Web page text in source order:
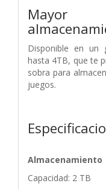
Disponible en un
hasta 4TB, que te
sobra para
juegos.
Almacenamiento
Capacidad: 2 TB